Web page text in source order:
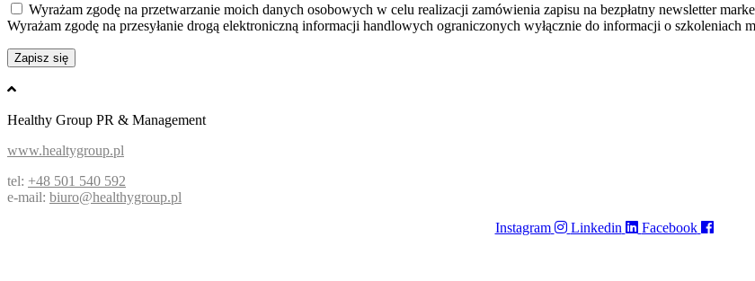
Wyrażam zgodę na przetwarzanie moich danych osobowych w celu realizacji zamówienia zapisu na bezpłatny newsletter
Wyrażam zgodę na przesyłanie drogą elektroniczną informacji handlowych ograniczonych wyłącznie do informacji o szkoleniach
Healthy Group PR & Management
www.healtygroup.pl
tel: +48 501 540 592
e-mail: biuro@healthygroup.pl
Instagram
Linkedin
Facebook